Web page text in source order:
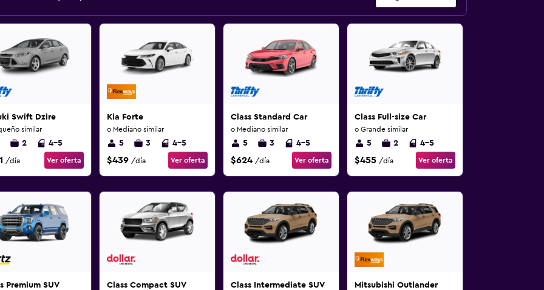
Swift Dzire
similar
2 4-5
/día Ver oferta
Kia Forte
o Mediano similar
5 3 4-5
$439 /día Ver oferta
Class Standard Car
o Mediano similar
5 3 4-5
$624 /día Ver oferta
Class Full-size Car
o Grande similar
5 2 4-5
$455 /día Ver oferta
Premium SUV Class Compact SUV Class Intermediate SUV Mitsubishi Outlander